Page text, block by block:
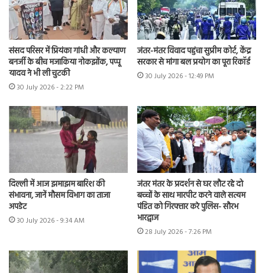
संसद परिसर में प्रियंका गांधी और कल्याण
बनर्जी के बीच मजाकिया नोकझोंक, पप्पू
यादव ने भी ली चुटकी
30 July 2026 - 2:22 PM
जंतर-मंतर विवाद पहुंचा सुप्रीम कोर्ट, केंद्र
सरकार से मांगा बल प्रयोग का पूरा रिकॉर्ड
30 July 2026 - 12:49 PM
दिल्ली में आज झमाझम बारिश की
संभावना, जानें मौसम विभाग का ताजा
अपडेट
30 July 2026 - 9:34 AM
जंतर मंतर के प्रदर्शन से घर लौट रहे दो
बच्चों के साथ मारपीट करने वाले सत्यम
पंडित को गिरफ्तार करे पुलिस- सौरभ
भारद्वाज
28 July 2026 - 7:26 PM